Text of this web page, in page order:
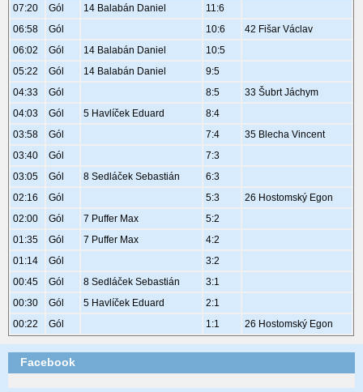
07:20
Gól 14 Balabán Daniel
11:6
06:58
Gól 10:6
42 Fišar Václav
06:02
Gól 14 Balabán Daniel
10:5
05:22
Gól 14 Balabán Daniel
9:5
04:33
Gól 8:5
33 Šubrt Jáchym
04:03
Gól 5 Havlíček Eduard
8:4
03:58
Gól 7:4
35 Blecha Vincent
03:40
Gól
7:3
03:05
Gól 8 Sedláček Sebastián
6:3
02:16
Gól 5:3
26 Hostomský Egon
02:00
Gól 7 Puffer Max
5:2
01:35
Gól 7 Puffer Max
4:2
01:14
Gól
3:2
00:45
Gól 8 Sedláček Sebastián
3:1
00:30
Gól 5 Havlíček Eduard
2:1
00:22
Gól 1:1 26 Hostomský Egon
Facebook